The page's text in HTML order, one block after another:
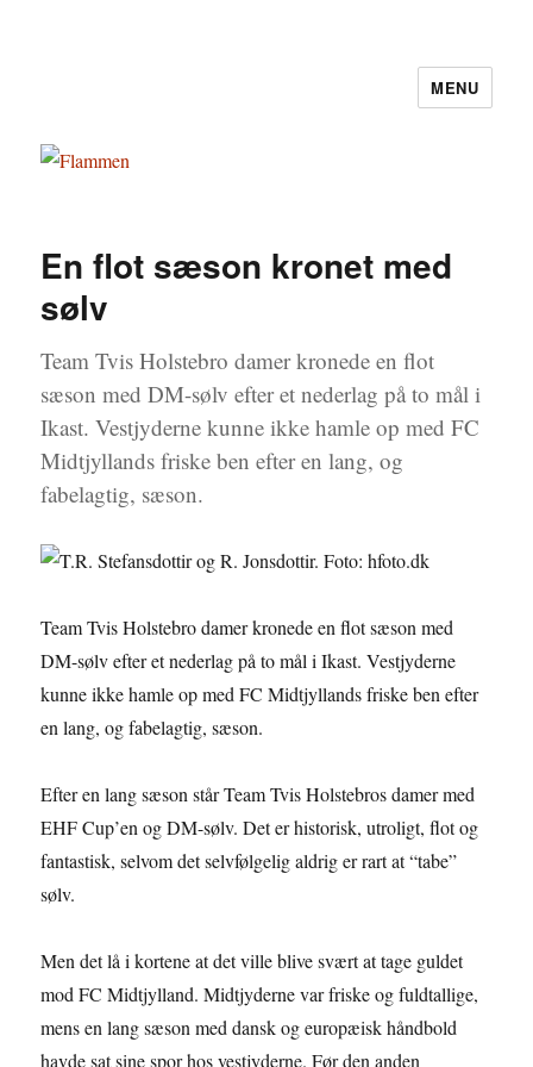
MENU
En flot sæson kronet med
sølv
Team Tvis Holstebro damer kronede en flot
sæson med DM-sølv efter et nederlag på to mål i
Ikast. Vestjyderne kunne ikke hamle op med FC
Midtjyllands friske ben efter en lang, og
fabelagtig, sæson.
Team Tvis Holstebro damer kronede en flot sæson med
DM-sølv efter et nederlag på to mål i Ikast. Vestjyderne
kunne ikke hamle op med FC Midtjyllands friske ben efter
en lang, og fabelagtig, sæson.
Efter en lang sæson står Team Tvis Holstebros damer med
EHF Cup’en og DM-sølv. Det er historisk, utroligt, flot og
fantastisk, selvom det selvfølgelig aldrig er rart at “tabe”
sølv.
Men det lå i kortene at det ville blive svært at tage guldet
mod FC Midtjylland. Midtjyderne var friske og fuldtallige,
mens en lang sæson med dansk og europæisk håndbold
havde sat sine spor hos vestjyderne. Før den anden